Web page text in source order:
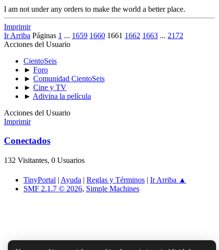
12 puntos: Der Metzgermeister, CAOS1990
10 puntos: Gilles, Cuichez
9 puntos: Idunne
8 puntos: Mime
7 puntos: Anger, Sandman, Sertori0, Sinox, Ydrojen
6 puntos: El Brujo
5 puntos: burningivie, canon, Khram, Minerva, Paul
3 puntos: Jandrew, Orleo, Petyr, Yarot
I am not under any orders to make the world a better place.
Imprimir
Ir Arriba
►Foro
►Cine y TV
►Adivina la película